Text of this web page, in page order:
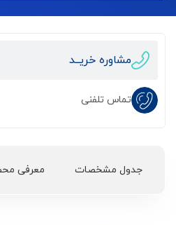
مشاوره خریــد
تماس تلفنی
جدول مشخصات معرفی